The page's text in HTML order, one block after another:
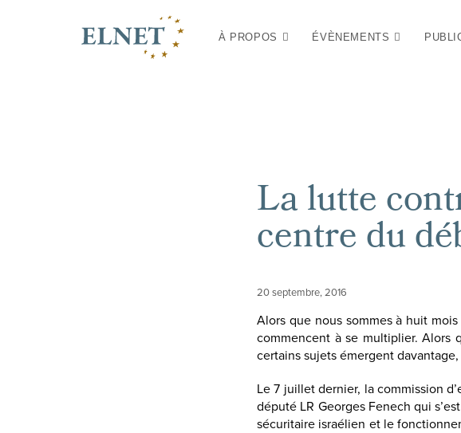
À PROPOS ÉVÈNEMENTS
La lutte
centre du
20 septembre, 2016
Alors que nous sommes à huit
commencent à se multiplier. Alors
certains sujets émergent
Le 7 juillet dernier, la commission
député LR Georges Fenech qui
sécuritaire israélien et le